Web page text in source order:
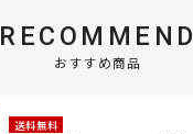
RECOMMEND
おすすめ商品
送料無料